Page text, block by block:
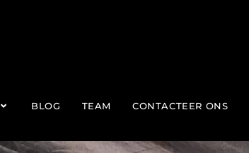
BLOG TEAM CONTACTEER ONS